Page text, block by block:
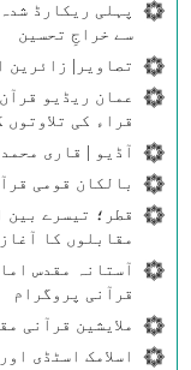
پہلی ریکارڈ
سے خراجِ تحسین
تصاویر| زائرین
عمان ریڈیو
قراء کی
آڈیو | قاری
بالکان قومی
قطر؛ تیسرے بین
مقابلوں کا آغاز
آستانہ مقدس
قرآنی پروگرام
ملایشین قرآنی
اسلامک اسٹڈی